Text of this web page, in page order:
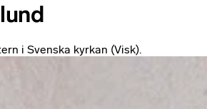
i Svenska kyrkan (Visk).